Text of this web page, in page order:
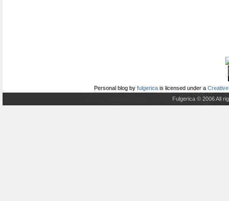
Personal blog by fulgerica is licensed under a
Fulgerica © 2006 All